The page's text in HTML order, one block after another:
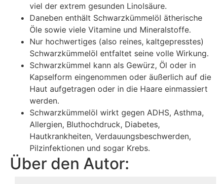
viel der extrem gesunden Linolsäure.
Daneben enthält Schwarzkümmelöl ätherische
Öle sowie viele Vitamine und Mineralstoffe.
Nur hochwertiges (also reines, kaltgepresstes)
Schwarzkümmelöl entfaltet seine volle Wirkung.
Schwarzkümmel kann als Gewürz, Öl oder in
Kapselform eingenommen oder äußerlich auf die
Haut aufgetragen oder in die Haare einmassiert
werden.
Schwarzkümmelöl wirkt gegen ADHS, Asthma,
Allergien, Bluthochdruck, Diabetes,
Hautkrankheiten, Verdauungsbeschwerden,
Pilzinfektionen und sogar Krebs.
Über den Autor: